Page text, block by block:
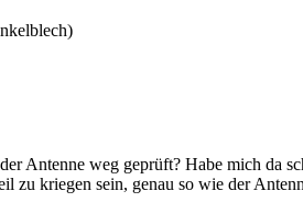
Antenne weg geprüft? Habe mich da
zu kriegen sein, genau so wie der